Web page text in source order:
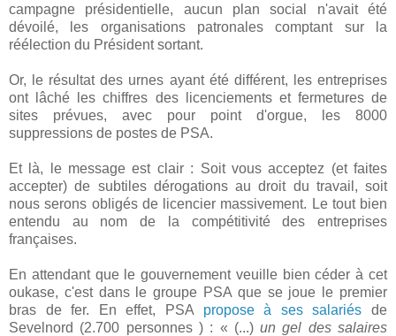
campagne présidentielle, aucun plan social n'avait été
dévoilé, les organisations patronales comptant sur la
réélection du Président sortant.
Or, le résultat des urnes ayant été différent, les entreprises
ont lâché les chiffres des licenciements et fermetures de
sites prévues, avec pour point d'orgue, les 8000
suppressions de postes de PSA.
Et là, le message est clair : Soit vous acceptez (et faites
accepter) de subtiles dérogations au droit du travail, soit
nous serons obligés de licencier massivement. Le tout bien
entendu au nom de la compétitivité des entreprises
françaises.
En attendant que le gouvernement veuille bien céder à cet
oukase, c'est dans le groupe PSA que se joue le premier
bras de fer. En effet, PSA propose à ses salariés de
Sevelnord (2.700 personnes ) : « (...)un gel des salaires